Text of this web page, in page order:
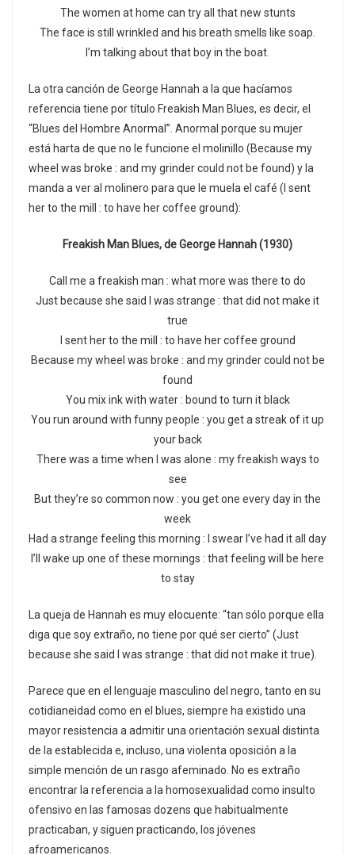
The women at home can try all that new stunts
The face is still wrinkled and his breath smells like soap.
I’m talking about that boy in the boat.
La otra canción de George Hannah a la que hacíamos
referencia tiene por título Freakish Man Blues, es decir, el
“Blues del Hombre Anormal”. Anormal porque su mujer
está harta de que no le funcione el molinillo (Because my
wheel was broke : and my grinder could not be found) y la
manda a ver al molinero para que le muela el café (I sent
her to the mill : to have her coffee ground):
Freakish Man Blues, de George Hannah (1930)
Call me a freakish man : what more was there to do
Just because she said I was strange : that did not make it
true
I sent her to the mill : to have her coffee ground
Because my wheel was broke : and my grinder could not be
found
You mix ink with water : bound to turn it black
You run around with funny people : you get a streak of it up
your back
There was a time when I was alone : my freakish ways to
see
But they’re so common now : you get one every day in the
week
Had a strange feeling this morning : I swear I’ve had it all day
I’ll wake up one of these mornings : that feeling will be here
to stay
La queja de Hannah es muy elocuente: “tan sólo porque ella
diga que soy extraño, no tiene por qué ser cierto” (Just
because she said I was strange : that did not make it true).
Parece que en el lenguaje masculino del negro, tanto en su
cotidianeidad como en el blues, siempre ha existido una
mayor resistencia a admitir una orientación sexual distinta
de la establecida e, incluso, una violenta oposición a la
simple mención de un rasgo afeminado. No es extraño
encontrar la referencia a la homosexualidad como insulto
ofensivo en las famosas dozens que habitualmente
practicaban, y siguen practicando, los jóvenes
afroamericanos.